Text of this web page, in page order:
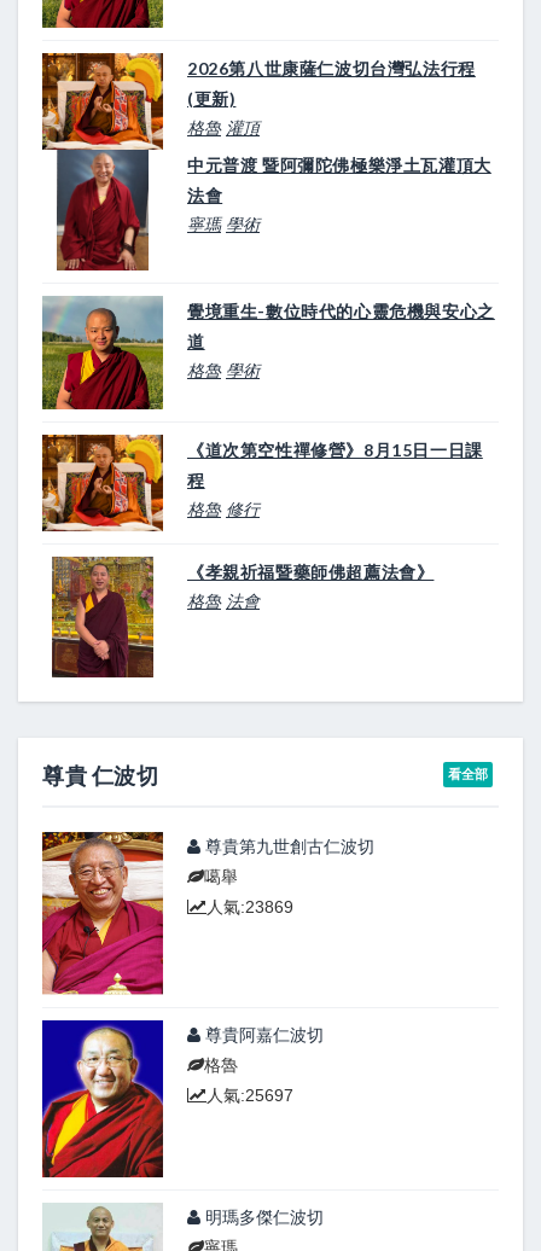
2026第八世康薩仁波切台灣弘法行程
(更新)
格魯 灌頂
中元普渡 暨阿彌陀佛極樂淨土瓦灌頂大
法會
寧瑪 學術
覺境重生-數位時代的心靈危機與安心之
道
格魯 學術
《道次第空性禪修營》8月15日一日課
程
格魯 修行
《孝親祈福暨藥師佛超薦法會》
格魯 法會
尊貴 仁波切 看全部
尊貴第九世創古仁波切
噶舉
人氣:23869
尊貴阿嘉仁波切
格魯
人氣:25697
明瑪多傑仁波切